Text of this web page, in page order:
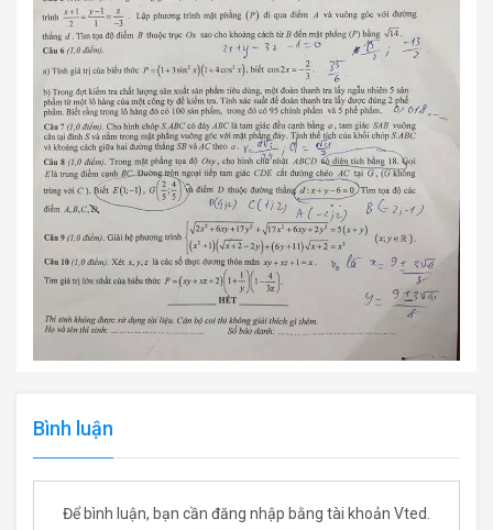
Bình luận
Để bình luận, bạn cần đăng nhập bằng tài khoản Vted.